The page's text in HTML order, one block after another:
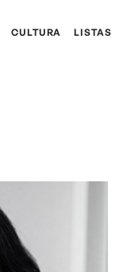
CULTURA LISTAS